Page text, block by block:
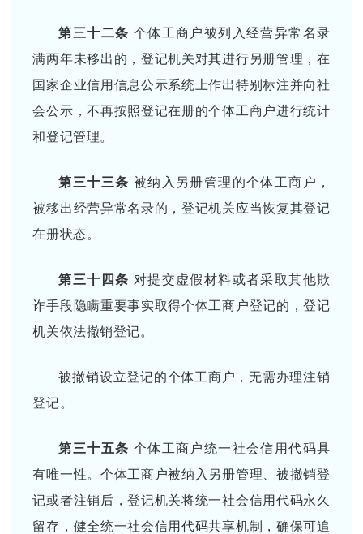
第三十二条 个体工商户被列入经营异常名录
满两年未移出的，登记机关对其进行另册管理，在
国家企业信用信息公示系统上作出特别标注并向社
会公示，不再按照登记在册的个体工商户进行统计
和登记管理。
第三十三条 被纳入另册管理的个体工商户，
被移出经营异常名录的，登记机关应当恢复其登记
在册状态。
第三十四条 对提交虚假材料或者采取其他欺
诈手段隐瞒重要事实取得个体工商户登记的，登记
机关依法撤销登记。
被撤销设立登记的个体工商户，无需办理注销
登记。
第三十五条 个体工商户统一社会信用代码具
有唯一性。个体工商户被纳入另册管理、被撤销登
记或者注销后，登记机关将统一社会信用代码永久
留存，健全统一社会信用代码共享机制，确保可追